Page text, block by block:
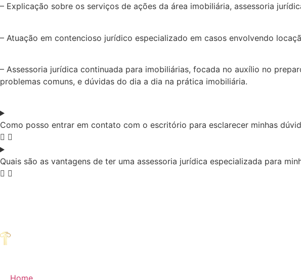
– Explicação sobre os serviços de ações da área imobiliária, assessoria
– Atuação em contencioso jurídico especializado em casos envolvendo
– Assessoria jurídica continuada para imobiliárias, focada no auxílio no
problemas comuns, e dúvidas do dia a dia na prática imobiliária.
Como posso entrar em contato com o escritório para esclarecer minhas
Quais são as vantagens de ter uma assessoria jurídica especializada para